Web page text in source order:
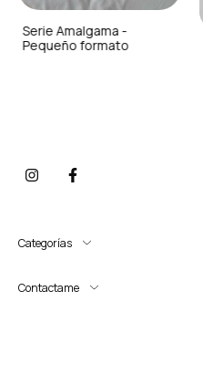
Serie Amalgama -
Pequeño formato
Categorías
Contactame